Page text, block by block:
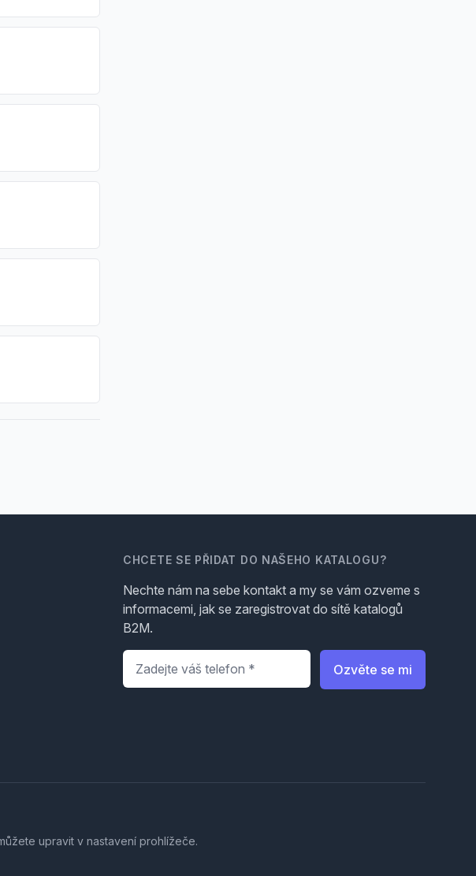
CHCETE SE PŘIDAT DO NAŠEHO KATALOGU?
Nechte nám na sebe kontakt a my se vám ozveme s
informacemi, jak se zaregistrovat do sítě katalogů
B2M.
Telefon
Ozvěte se mi
upravit v nastavení prohlížeče.